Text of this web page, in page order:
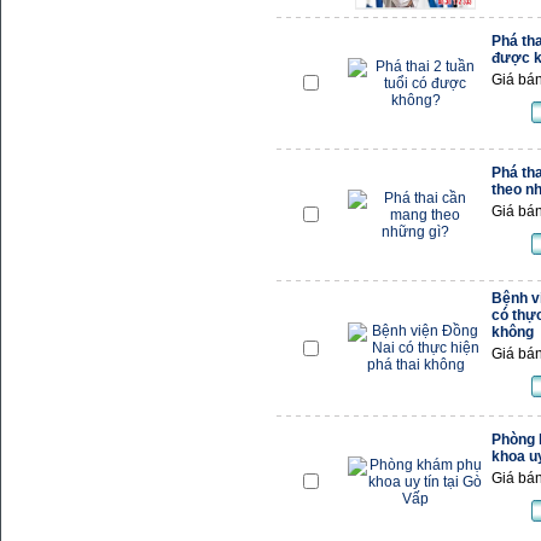
Phá
được
Giá
Phá
theo
Giá
Bệnh
có
không
Giá
Phòng
khoa
Giá